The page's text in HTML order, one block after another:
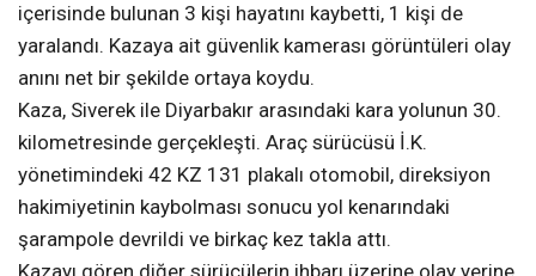
içerisinde bulunan 3 kişi hayatını kaybetti, 1 kişi de
yaralandı. Kazaya ait güvenlik kamerası görüntüleri olay
anını net bir şekilde ortaya koydu.
Kaza, Siverek ile Diyarbakır arasındaki kara yolunun 30.
kilometresinde gerçekleşti. Araç sürücüsü İ.K.
yönetimindeki 42 KZ 131 plakalı otomobil, direksiyon
hakimiyetinin kaybolması sonucu yol kenarındaki
şarampole devrildi ve birkaç kez takla attı.